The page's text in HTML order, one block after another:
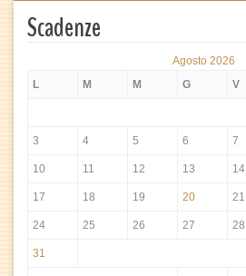
Scadenze
Agosto 2026
L
M M G V
3 4 5 6 7
10 11 12 13 14
17 18 19 20 21
24 25 26 27 28
31